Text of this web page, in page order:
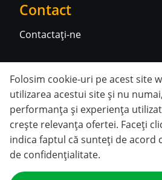
Contact
Contactați-ne
Rețele sociale
© 2026 Temporales. Toate
Folosim cookie-uri pe acest site
utilizarea acestui site și nu
performanța și experiența
crește relevanța ofertei. Faceți
indica faptul că sunteți de acord
de confidențialitate.